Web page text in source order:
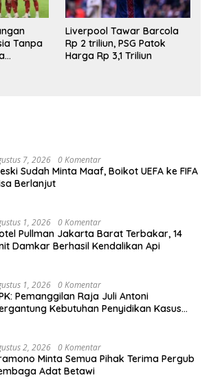
Tanpa
Liverpool Tawar Barcola
Rp 2 triliun, PSG Patok
Harga Rp 3,1 Triliun
7, 2026 0 Komentar
Sudah Minta Maaf, Boikot UEFA ke FIFA
Berlanjut
1, 2026 0 Komentar
Pullman Jakarta Barat Terbakar, 14
Damkar Berhasil Kendalikan Api
1, 2026 0 Komentar
Pemanggilan Raja Juli Antoni
Kebutuhan Penyidikan Kasus
2, 2026 0 Komentar
Minta Semua Pihak Terima Pergub
Adat Betawi